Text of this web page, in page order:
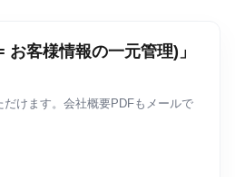
お客様情報の一元管理)」
けます。会社概要PDFもメールで